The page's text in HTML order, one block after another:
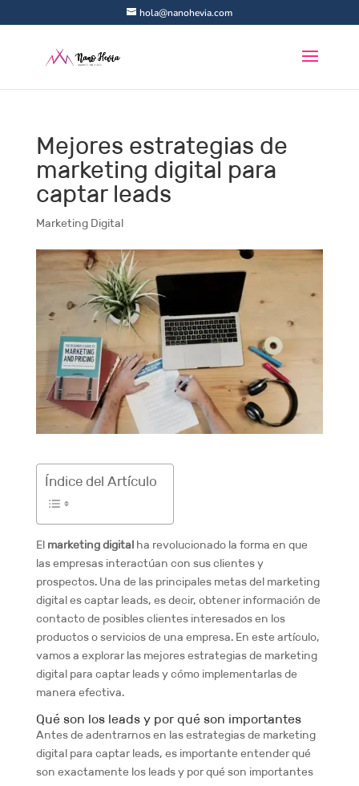
hola@nanohevia.com
Mejores estrategias de
marketing digital para
captar leads
Marketing Digital
Índice del Artículo
El marketing digitalha revolucionado la forma en que
las empresas interactúan con sus clientes y
prospectos. Una de las principales metas del marketing
digital es captar leads, es decir, obtener información de
contacto de posibles clientes interesados en los
productos o servicios de una empresa. En este artículo,
vamos a explorar las mejores estrategias de marketing
digital para captar leads y cómo implementarlas de
manera efectiva.
Qué son los leads y por qué son importantes
Antes de adentrarnos en las estrategias de marketing
digital para captar leads, es importante entender qué
son exactamente los leads y por qué son importantes